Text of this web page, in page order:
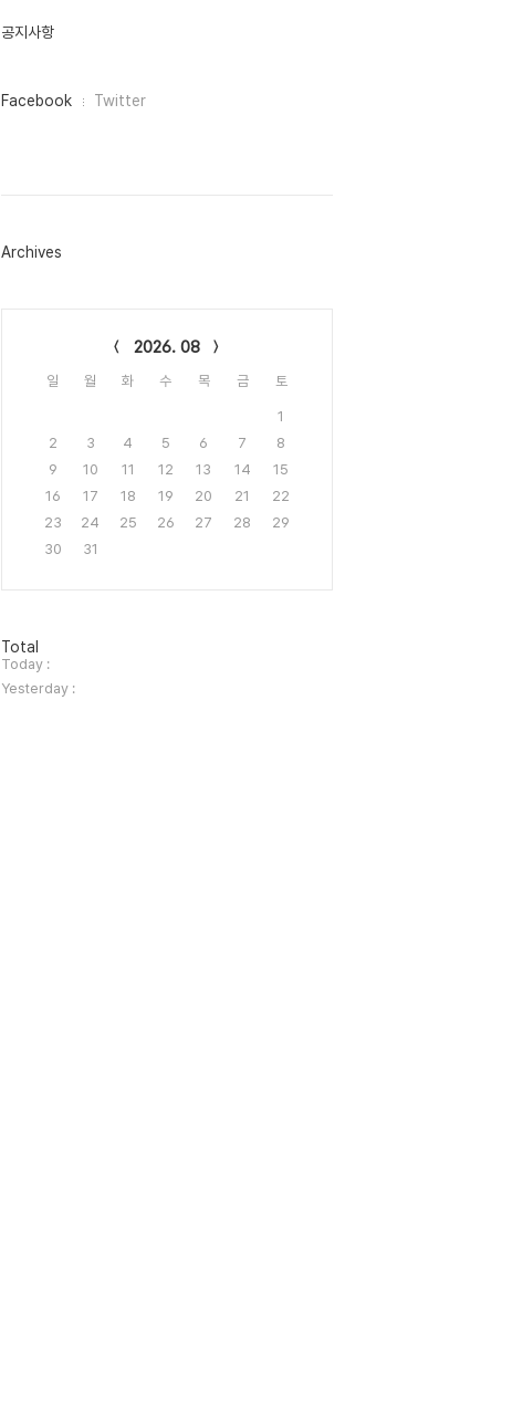
공지사항
페
그
Facebook Twitter
Archives
2026. 08
일 월 화 수 목 금 토
1
2
3 4 5 6 7
8
9
10 11 12 13 14
15
16
17 18 19 20 21
22
23
24 25 26 27 28
29
30
31
방
문
자
수
Total
Today :
Yesterday :